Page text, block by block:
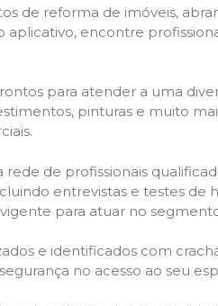
de reforma de imóveis,
aplicativo, encontre
para atender a uma
pinturas e muito
de profissionais
entrevistas e testes de
para atuar no
e identificados com
no acesso ao seu